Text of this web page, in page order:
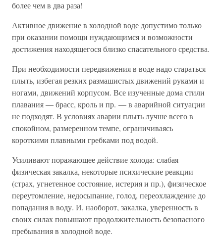
более чем в два раза!
Активное движение в холодной воде допустимо только
при оказании помощи нуждающимся и возможности
достижения находящегося близко спасательного средства.
При необходимости передвижения в воде надо стараться
плыть, избегая резких размашистых движений руками и
ногами, движений корпусом. Все изученные дома стили
плавания — брасс, кроль и пр. — в аварийной ситуации
не подходят. В условиях аварии плыть лучше всего в
спокойном, размеренном темпе, ограничиваясь
короткими плавными гребками под водой.
Усиливают поражающее действие холода: слабая
физическая закалка, некоторые психические реакции
(страх, угнетенное состояние, истерия и пр.), физическое
переутомление, недосыпание, голод, переохлаждение до
попадания в воду. И, наоборот, закалка, уверенность в
своих силах повышают продолжительность безопасного
пребывания в холодной воде.